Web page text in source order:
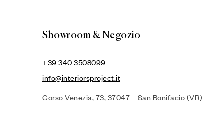
Showroom & Negozio
+39 340 3508099
info@interiorsproject.it
Corso Venezia, 73, 37047 – San Bonifacio (VR)